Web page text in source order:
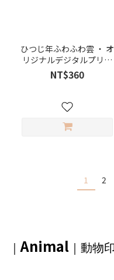
ひつじ年ふわふわ雲 ・ オ
リジナルデジタルプリン
ト 三重ガーゼ生地
NT$360
1 2
｜Animal ｜動物